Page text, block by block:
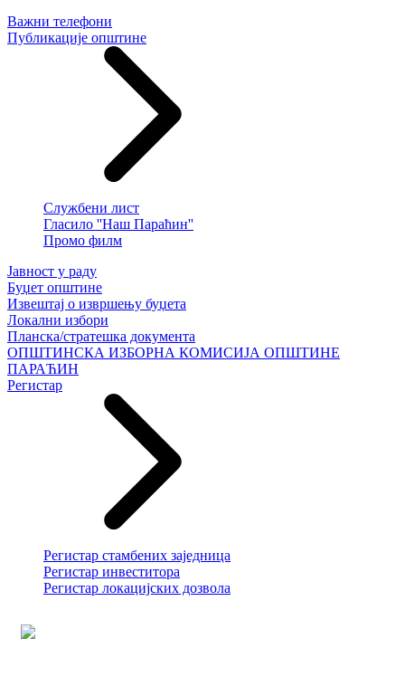
Важни телефони
Публикације општине
Службени лист
Гласило ''Наш Параћин''
Промо филм
Јавност у раду
Буџет општине
Извештај о извршењу буџета
Локални избори
Планска/стратешка документа
ОПШТИНСКА ИЗБОРНА КОМИСИЈА ОПШТИНЕ
ПАРАЋИН
Регистар
Регистар стамбених заједница
Регистар инвеститора
Регистар локацијских дозвола